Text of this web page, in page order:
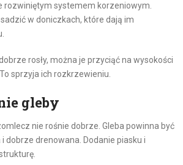
rozwiniętym systemem korzeniowym.
w doniczkach, które dają im
rosły, można je przyciąć na wysokości
sprzyja ich rozkrzewieniu.
gleby
nie rośnie dobrze. Gleba powinna być
dobrze drenowana. Dodanie piasku i